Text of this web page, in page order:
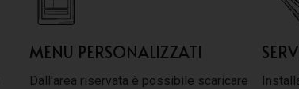
MENU PERSONALIZZATI
Dall'area riservata è possibile scaricare